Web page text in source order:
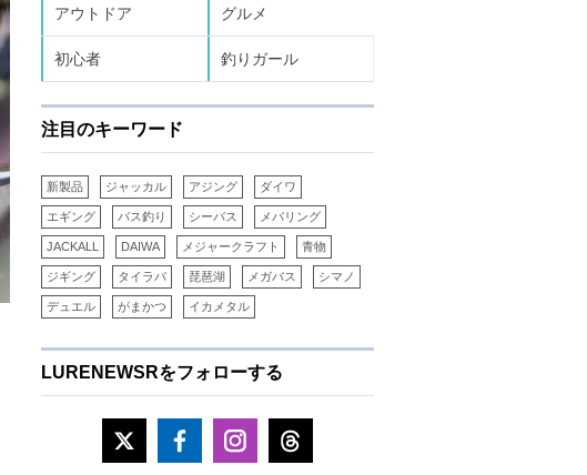
アウトドア グルメ
初心者 釣りガール
注目のキーワード
新製品 ジャッカル アジング ダイワ
エギング バス釣り シーバス メバリング
JACKALL DAIWA メジャークラフト 青物
ジギング タイラバ 琵琶湖 メガバス シマノ
デュエル がまかつ イカメタル
LURENEWSRをフォローする